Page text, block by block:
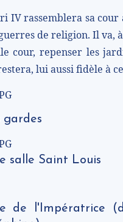
IV rassemblera sa
de religion. Il va,
cour, repenser les
lui aussi fidèle à
gardes
salle Saint Louis
de l'Impératrice